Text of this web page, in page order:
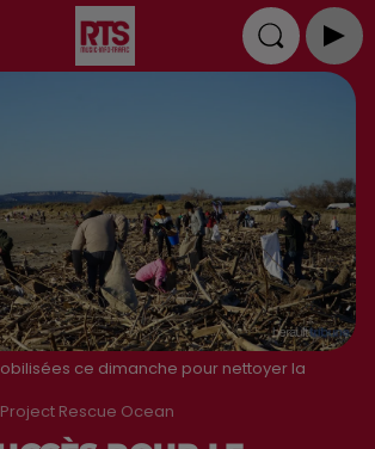
ce dimanche pour nettoyer la
Rescue Ocean